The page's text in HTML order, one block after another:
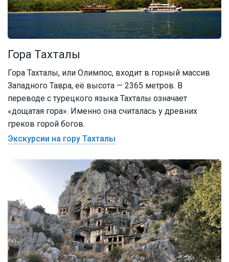
Гора Тахталы
Гора Тахталы, или Олимпос, входит в горный массив
Западного Тавра, её высота — 2365 метров. В
переводе с турецкого языка Тахталы означает
«дощатая гора». Именно она считалась у древних
греков горой богов.
Экскурсии на гору Тахталы